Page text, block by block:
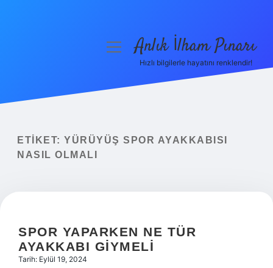
Yasal Uyarı
menüyüAnlık İlham Pınarı
Hızlı bilgilerle hayatını renklendir!
ETIKET: YÜRÜYÜŞ SPOR AYAKKABISI
NASIL OLMALI
SPOR YAPARKEN NE TÜR
AYAKKABI GIYMELI
Tarih: Eylül 19, 2024